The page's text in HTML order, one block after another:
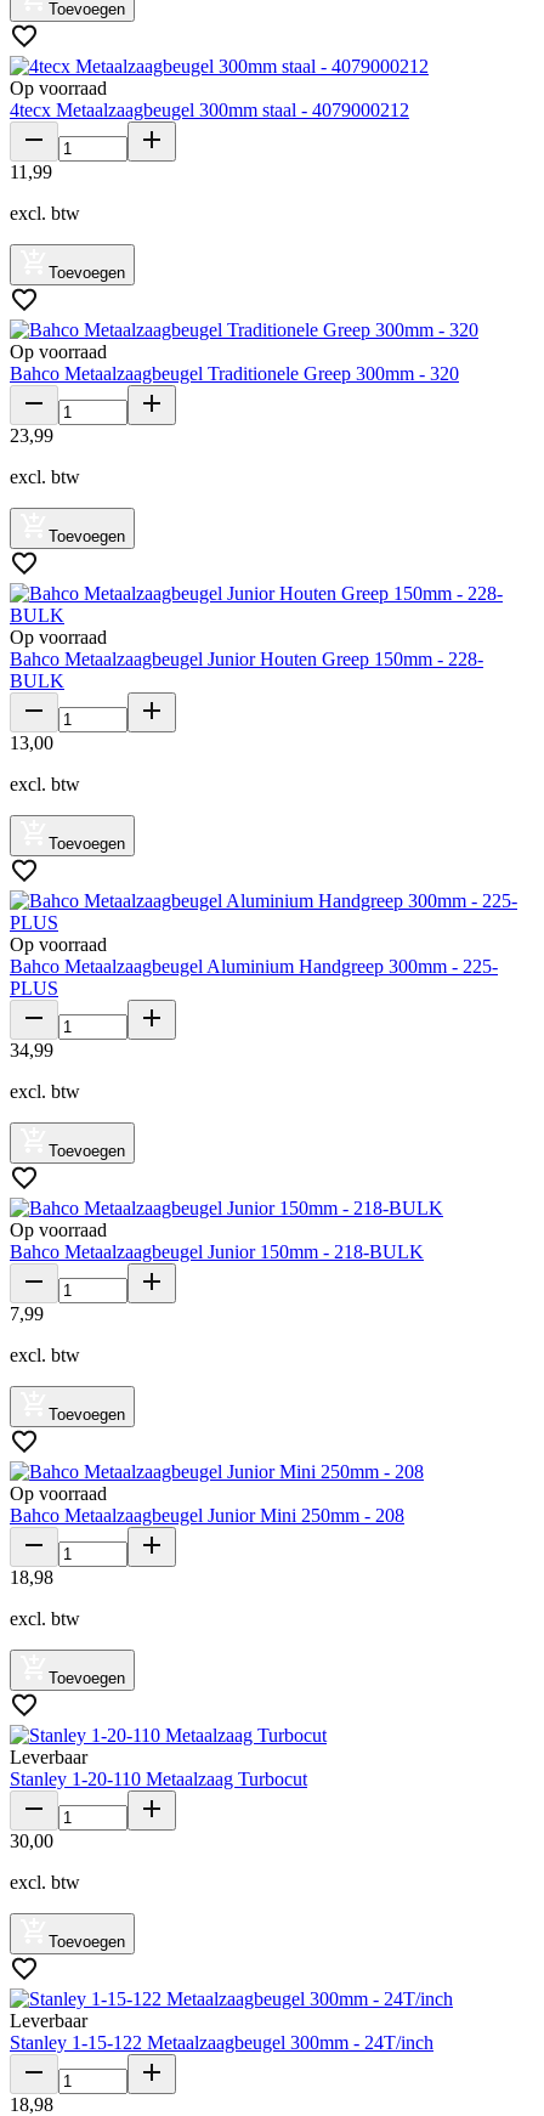
Toevoegen
Op voorraad
4tecx Metaalzaagbeugel 300mm staal - 4079000212
11 ,99
excl. btw
Toevoegen
Op voorraad
Bahco Metaalzaagbeugel Traditionele Greep 300mm - 320
23,99
excl. btw
Toevoegen
Op voorraad
Bahco Metaalzaagbeugel Junior Houten Greep 150mm - 228-
BULK
13,00
excl. btw
Toevoegen
Op voorraad
Bahco Metaalzaagbeugel Aluminium Handgreep 300mm - 225-
PLUS
34,99
excl. btw
Toevoegen
Op voorraad
Bahco Metaalzaagbeugel Junior 150mm - 218-BULK
7,99
excl. btw
Toevoegen
Op voorraad
Bahco Metaalzaagbeugel Junior Mini 250mm - 208
18,98
excl. btw
Toevoegen
Leverbaar
Stanley 1-20-110 Metaalzaag Turbocut
30,00
excl. btw
Toevoegen
Leverbaar
Stanley 1-15-122 Metaalzaagbeugel 300mm - 24T/inch
18,98